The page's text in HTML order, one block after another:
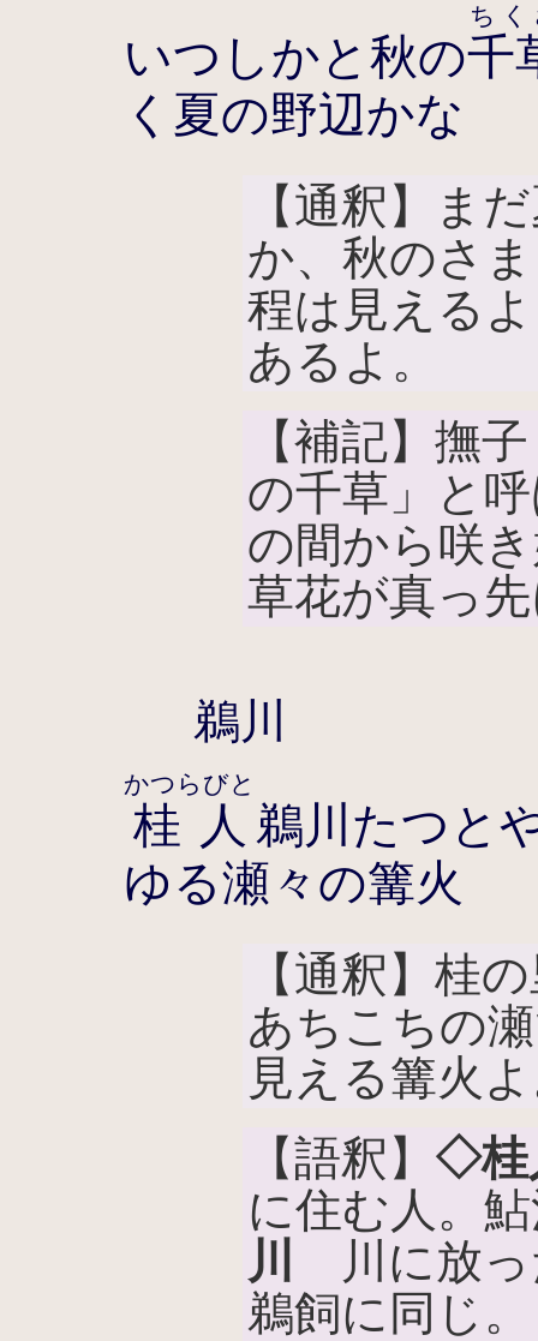
いつしかと秋の千
ちく
く夏の野辺かな
【通釈】ま
か、秋のさ
程は見える
あるよ。
【補記】撫
の千草」と
の間から咲
草花が真っ
鵜川
桂人
かつらびと
鵜川たつと
ゆる瀬々の篝火
【通釈】桂
あちこちの
見える篝火
【語釈】 ◇桂
に住む人。
川
川に放っ
鵜飼に同じ。